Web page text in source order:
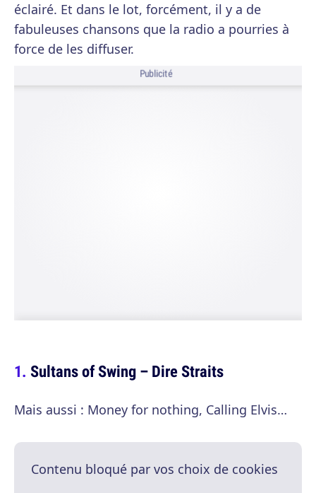
éclairé. Et dans le lot, forcément, il y a de
fabuleuses chansons que la radio a pourries à
force de les diffuser.
Publicité
Sultans of Swing – Dire Straits
Mais aussi : Money for nothing, Calling Elvis…
Contenu bloqué par vos choix de cookies